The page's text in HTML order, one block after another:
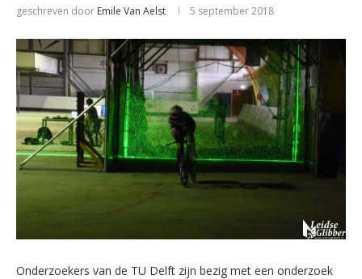
geschreven door Emile Van Aelst 5 september 2018
Onderzoekers van de TU Delft zijn bezig met een onderzoek